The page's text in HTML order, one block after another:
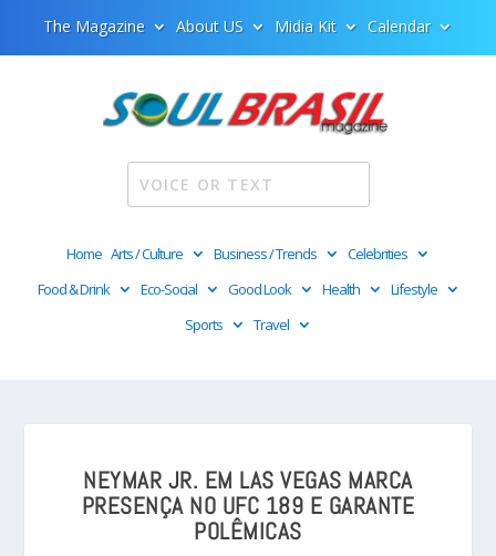
The Magazine About US Midia Kit Calendar
Home Arts / Culture Business / Trends
Celebrities
Food & Drink
Eco-Social Good Look Health
Lifestyle
Sports
Travel
NEYMAR JR. EM LAS VEGAS MARCA
PRESENÇA NO UFC 189 E GARANTE
POLÊMICAS